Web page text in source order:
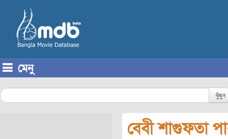
মেনু
খুঁজুন
বেবী শাগুফতা